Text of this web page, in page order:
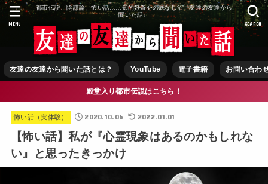
都市伝説、陰謀論、怖い話……知的好奇心の底なし沼『友達の友達から
聞いた話』
友達の友達から聞いた話とは？ YouTube 電子書籍 お問い合わ
SEARCH
MENU
殿堂入り都市伝説はこちら！
怖い話（実体験） 2020.10.06 2022.01.01
【怖い話】私が『心霊現象はあるのかもしれな
い』と思ったきっかけ